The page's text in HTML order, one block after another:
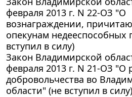
февраля 2013 г. N 22-ОЗ "О
вознаграждении,
опекунам недееспособных
вступил в силу)
Закон Владимирской
февраля 2013 г. N 21-ОЗ "О
добровольчества во
области" (не вступил в силу)